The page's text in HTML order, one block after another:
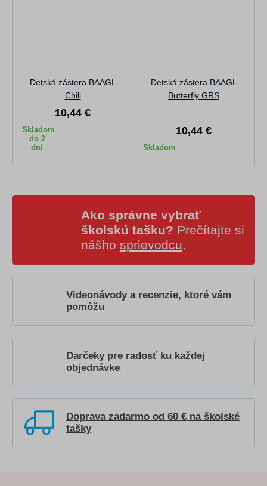
Detská zástera BAAGL
Chill
10,44 €
Skladom
do 2
dní
Detská zástera BAAGL
Butterfly GRS
10,44 €
Skladom
Ako správne vybrať
školskú tašku? Prečítajte si
nášho sprievodcu.
Videonávody a recenzie, ktoré vám
pomôžu
Darčeky pre radosť ku každej
objednávke
Doprava zadarmo od 60 € na školské
tašky